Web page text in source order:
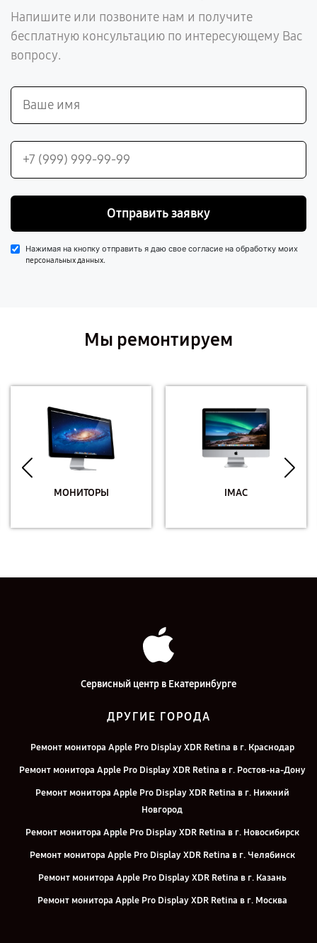
Напишите или позвоните нам и получите
бесплатную консультацию по интересующему Вас
вопросу.
Отправить заявку
Нажимая на кнопку отправить я даю свое согласие на обработку моих
персональных данных.
Мы ремонтируем
МОНИТОРЫ IMAC
Сервисный центр в Екатеринбурге
ДРУГИЕ ГОРОДА
Ремонт монитора Apple Pro Display XDR Retina в г. Краснодар
Ремонт монитора Apple Pro Display XDR Retina в г. Ростов-на-Дону
Ремонт монитора Apple Pro Display XDR Retina в г. Нижний
Новгород
Ремонт монитора Apple Pro Display XDR Retina в г. Новосибирск
Ремонт монитора Apple Pro Display XDR Retina в г. Челябинск
Ремонт монитора Apple Pro Display XDR Retina в г. Казань
Ремонт монитора Apple Pro Display XDR Retina в г. Москва